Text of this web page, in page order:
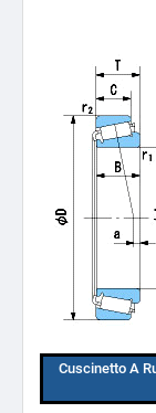
Cuscinetto A